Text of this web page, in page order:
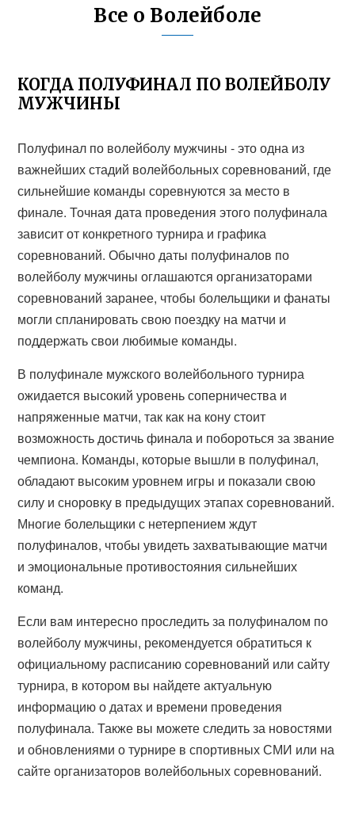
Все о Волейболе
КОГДА ПОЛУФИНАЛ ПО ВОЛЕЙБОЛУ
МУЖЧИНЫ
Полуфинал по волейболу мужчины - это одна из
важнейших стадий волейбольных соревнований, где
сильнейшие команды соревнуются за место в
финале. Точная дата проведения этого полуфинала
зависит от конкретного турнира и графика
соревнований. Обычно даты полуфиналов по
волейболу мужчины оглашаются организаторами
соревнований заранее, чтобы болельщики и фанаты
могли спланировать свою поездку на матчи и
поддержать свои любимые команды.
В полуфинале мужского волейбольного турнира
ожидается высокий уровень соперничества и
напряженные матчи, так как на кону стоит
возможность достичь финала и побороться за звание
чемпиона. Команды, которые вышли в полуфинал,
обладают высоким уровнем игры и показали свою
силу и сноровку в предыдущих этапах соревнований.
Многие болельщики с нетерпением ждут
полуфиналов, чтобы увидеть захватывающие матчи
и эмоциональные противостояния сильнейших
команд.
Если вам интересно проследить за полуфиналом по
волейболу мужчины, рекомендуется обратиться к
официальному расписанию соревнований или сайту
турнира, в котором вы найдете актуальную
информацию о датах и времени проведения
полуфинала. Также вы можете следить за новостями
и обновлениями о турнире в спортивных СМИ или на
сайте организаторов волейбольных соревнований.